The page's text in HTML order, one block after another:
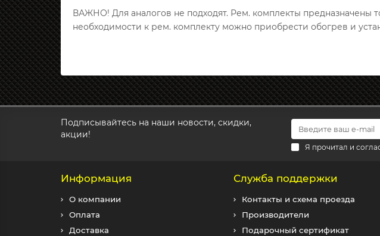
ВАЖНО! Для аналогов не подходят. Рем. комплекты предназначены
необходимости к рем. комплекту можно приобрести обогрев и
Подписывайтесь на наши новости, скидки,
акции!
Я прочитал и
Информация
О компании
Оплата
Доставка
Служба поддержки
Контакты и схема проезда
Производители
Подарочный сертификат